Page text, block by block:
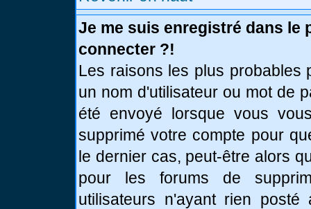
Je me suis enregistré dans le
connecter ?!
Les raisons les plus probables
un nom d'utilisateur ou mot de
été envoyé lorsque vous
supprimé votre compte pour
le dernier cas, peut-être alors
pour les forums de
utilisateurs n'ayant rien